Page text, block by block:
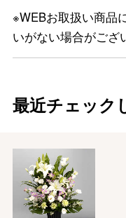
※WEBお取扱い商品
いがない場合がござ
最近チェック